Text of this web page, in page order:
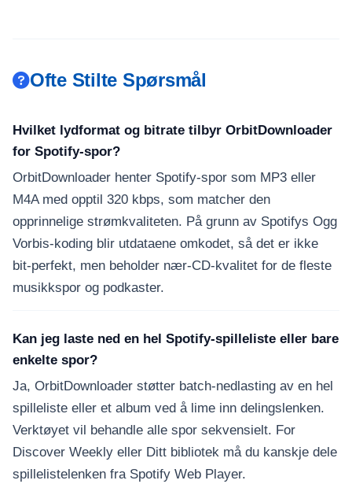
Ofte Stilte Spørsmål
Hvilket lydformat og bitrate tilbyr OrbitDownloader
for Spotify-spor?
OrbitDownloader henter Spotify-spor som MP3 eller
M4A med opptil 320 kbps, som matcher den
opprinnelige strømkvaliteten. På grunn av Spotifys Ogg
Vorbis-koding blir utdataene omkodet, så det er ikke
bit-perfekt, men beholder nær-CD-kvalitet for de fleste
musikkspor og podkaster.
Kan jeg laste ned en hel Spotify-spilleliste eller bare
enkelte spor?
Ja, OrbitDownloader støtter batch-nedlasting av en hel
spilleliste eller et album ved å lime inn delingslenken.
Verktøyet vil behandle alle spor sekvensielt. For
Discover Weekly eller Ditt bibliotek må du kanskje dele
spillelistelenken fra Spotify Web Player.